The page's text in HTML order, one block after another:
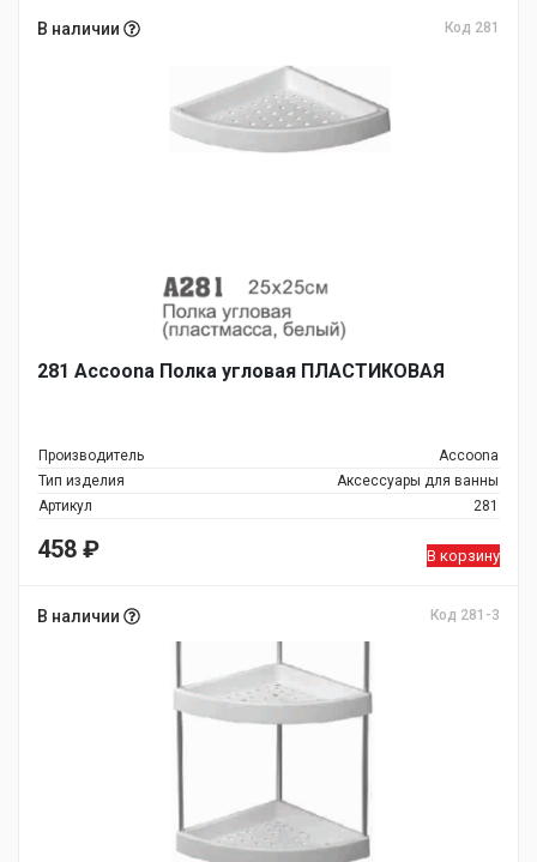
В наличии Код 281
281 Accoona Полка угловая ПЛАСТИКОВАЯ
Производитель
Accoona
Тип изделия
Аксессуары для ванны
Артикул
281
458 ₽ В корзину
В наличии Код 281-3